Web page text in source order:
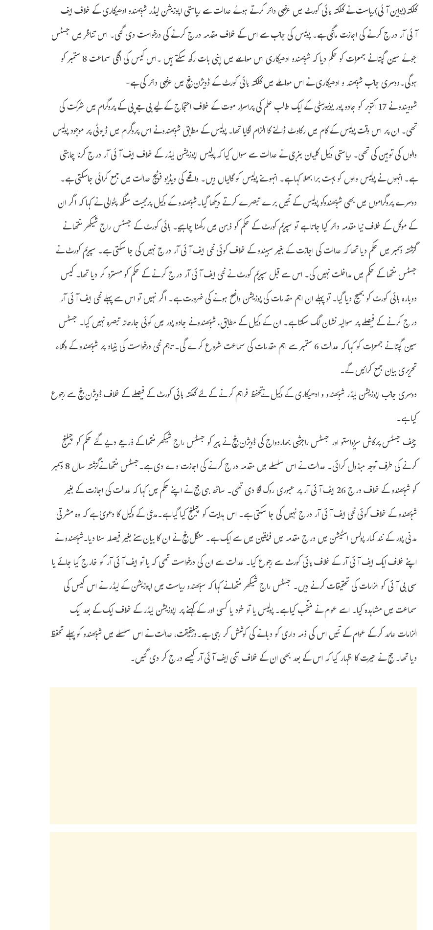
کلکتہ(یواین آئی)ریاست نے کلکتہ ہائی کورٹ میں عرضی دائر کرتے ہوئے عدالت سے ریاستی اپوزیشن لیڈر شوبھندو ادھیکاری کے خلاف ایف
آئی آر درج کرنے کی اجازت مانگی ہے۔ پولیس کی جانب سے اس کے خلاف مقدمہ درج کرنے کی درخواست دی گئی۔ اس تناظر میں جسٹس
جوئے سین گپتا نے جمعرات کو حکم دیا کہ شوبھندو ادھیکاری اس معاملے میں اپنی بات رکھ سکتے ہیں ۔اس کیس کی اگلی سماعت 8 ستمبر کو
ہوگی۔دوسری جانب شوبھند و ادھیکاری نے اس معاملے میں کلکتہ ہائی کورٹ کے ڈویژن بنچ میں عرضی دائر کی ہے-
شوویندو نے 17 اکتوبر کو جادو پور یونیورسٹی کے ایک طالب علم کی پراسرار موت کے خلاف احتجاج کے لیے بی جے پی کے پروگرام میں شرکت کی
تھی۔ ان پر اس وقت پولیس کے کام میں رکاوٹ ڈالنے کا الزام لگایا تھا۔ پولیس کے مطابق شوبھندونے اس پروگرام میں ڈیوٹی پر موجود پولیس
والوں کی توہین کی تھی۔ ریاستی وکیل کلیان بنرجی نے عدالت سے سوال کیا کہ پولیس اپوزیشن لیڈر کے خلاف ایف آئی آر درج کرنا چاہتی
ہے۔ انہوں نے پولیس والوں کو بہت برا بھلا کہا ہے۔ انہوںنے پولیس کو گالیاں دیں۔ واقعے کی ویڈیو فوٹیج عدالت میں جمع کرائی جاسکتی ہے۔
دوسرے پروگراموں میں بھی شوبھندوکو پولیس کے تئیں برے تبصرے کرتے دیکھا گیا۔شوبھندو کے وکیل پرمجیت سنگھ پٹوالی نے کہا کہ اگر ان
کے موکل کے خلاف نیا مقدمہ دائر کیا جاتا ہے تو سپریم کورٹ کے حکم کو ذہن میں رکھنا چاہیے۔ ہائی کورٹ کے جسٹس راج شیکھر منتھا نے
گزشتہ دسمبر میں حکم دیا تھا کہ عدالت کی اجازت کے بغیر سبیندو کے خلاف کوئی نئی ایف آئی آر درج نہیں کی جا سکتی ہے۔ سپریم کورٹ نے
جسٹس منتھا کے حکم میں مداخلت نہیں کی۔ اس سے قبل سپریم کورٹ نے نئی ایف آئی آر درج کرنے کے حکم کو مسترد کر دیا تھا۔ کیس
دوبارہ ہائی کورٹ کو بھیج دیا گیا۔ تو پہلے ان اہم مقدمات کی پوزیشن واضح ہونے کی ضرورت ہے۔ اگر نہیں تو اس سے پہلے نئی ایف آئی آر
درج کرنے کے فیصلے پر سوالیہ نشان لگ سکتا ہے۔ ان کے وکیل کے مطابق، شوبھندونے جادو پور میں کوئی جارحانہ تبصرہ نہیں کیا۔ جسٹس
سین گپتا نے جمعرات کو کہا کہ عدالت 6 ستمبر سے اہم مقدمات کی سماعت شروع کرے گی۔ تاہم نئی درخواست کی بنیاد پر شوبھندو کے وکلاء
تحریری بیان جمع کرائیں گے۔
دوسری جانب اپوزیشن لیڈر شوبھندو و ادھیکاری کے وکیل نےتحفظ فراہم کرنے کے لئے کلکتہ ہائی کورٹ کے فیصلے کے خلاف ڈویژن بنچ سے رجوع
کیا ہے۔
چیف جسٹس پرکاش سریواستو اور جسٹس راجرشی بھاردواج کی ڈویژن بنچ نے پیر کو جسٹس راج شیکھر منتھا کے ذریعے دیے گئے حکم کو چیلنج
کرنے کی طرف توجہ مبذول کرائی۔ عدالت نے اس سلسلے میں مقدمہ درج کرنے کی اجازت دے دی ہے۔جسٹس منتھا نےگزشتہ سال 8 دسمبر
کو شوبھندو کے خلاف درج 26 ایف آئی آر پر عبوری روک لگا دی تھی۔ ساتھ ہی جج نے اپنے حکم میں کہا کہ عدالت کی اجازت کے بغیر
شوبھندو کے خلاف کوئی نئی ایف آئی آر درج نہیں کی جا سکتی ہے۔ اس ہدایت کو چیلنج کیا گیا ہے۔مدعی کے وکیل کا دعویٰ ہے کہ وہ مشرقی
مدنی پور کے نند کمار پولس اسٹیشن میں درج مقدمہ میں فریقین میں سے ایک ہے۔ سنگل بنچ نے ان کا بیان سنے بغیر فیصلہ سنا دیا۔شوبھندو نے
اپنے خلاف ایک ایف آئی آر کے خلاف ہائی کورٹ سے رجوع کیا۔ عدالت سے ان کی درخواست تھی کہ یا تو ایف آئی آر کو خارج کیا جائے یا
سی بی آئی کو الزامات کی تحقیقات کرنے دیں۔ جسٹس راج شیکھر منتھانے کہا کہ سوبھندو ریاست میں اپوزیشن کے لیڈر نے اس کیس کی
سماعت میں مشاہدہ کیا۔ اسے عوام نے منتخب کیا ہے۔ پولیس یا تو خود یا کسی اور کے کہنے پر اپوزیشن لیڈر کے خلاف ایک کے بعد ایک
الزامات عائد کرکے عوام کے تئیں اس کی ذمہ داری کو دبانے کی کوشش کر رہی ہے۔درحقیقت، عدالت نے اس سلسلے میں شوبھندو کو پہلے تحفظ
دیا تھا۔ جج نے حیرت کا اظہار کیا کہ اس کے بعد بھی ان کے خلاف اتنی ایف آئی آر کیسے درج کر دی گئیں۔